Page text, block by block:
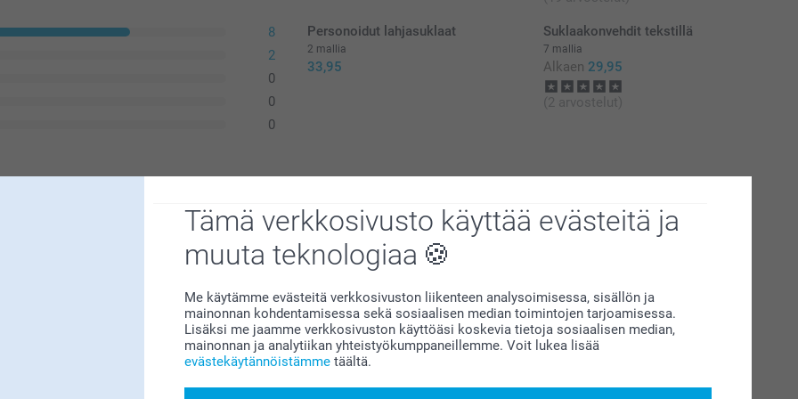
Tämä verkkosivusto käyttää evästeitä ja
muuta teknologiaa
Me käytämme evästeitä verkkosivuston liikenteen analysoimisessa, sisällön ja
mainonnan kohdentamisessa sekä sosiaalisen median toimintojen tarjoamisessa.
Lisäksi me jaamme verkkosivuston käyttöäsi koskevia tietoja sosiaalisen median,
mainonnan ja analytiikan yhteistyökumppaneillemme. Voit lukea lisää
evästekäytännöistämme täältä.
8
2
0
0
0
maistui ja kuvallinen lahja ilahdutti. Omilla
tavoista antaa jotain todella
joille se annettiin.
Personoidut lahjasuklaat
2 mallia
33,95
Suklaakonvehdit tekstillä
7 mallia
Alkaen 29,95
(2 arvostelut)